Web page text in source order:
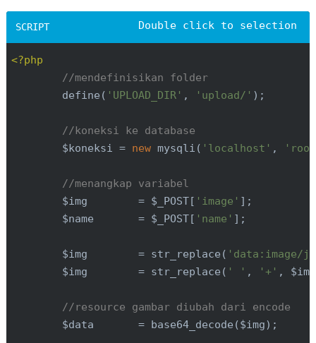
// saat dokumen selesai dibuat jalankan
        $(document).ready(
function ( ) {
        });
        $(
".tombol-simpan" ).click(
            event.preventDefault();
// membuat variabel image
//mengambil data uername dari form
name = $( '#name' ).val();
//mengambil data email dari form
<?php
//mendefinisikan folder
        define(
'UPLOAD_DIR' , 'upload/' );
//koneksi ke database
        $koneksi =
new mysqli( 'localhost' ,
//menangkap variabel
        $img        = $_POST[
'image' ];
        $name       = $_POST[
'name' ];
        $img        = str_replace(
'data:image/
        $img        = str_replace(
' ' , '+' ,
//resource gambar diubah dari encode
        $data       = base64_decode($img);